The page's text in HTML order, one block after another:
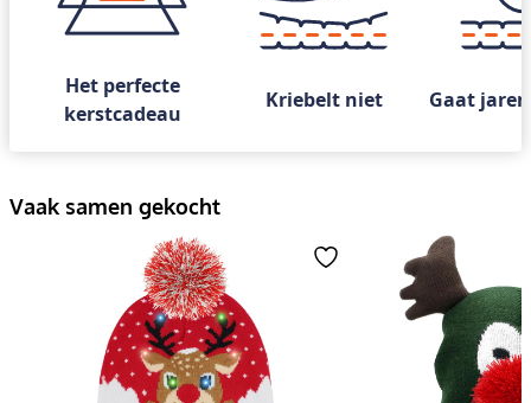
Het perfecte
kerstcadeau
Kriebelt niet Gaat
Vaak samen gekocht